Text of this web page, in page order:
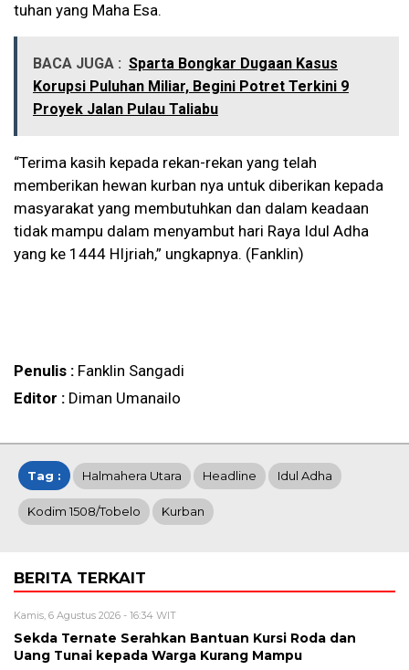
tuhan yang Maha Esa.
BACA JUGA : Sparta Bongkar Dugaan Kasus
Korupsi Puluhan Miliar, Begini Potret Terkini 9
Proyek Jalan Pulau Taliabu
“Terima kasih kepada rekan-rekan yang telah
memberikan hewan kurban nya untuk diberikan kepada
masyarakat yang membutuhkan dan dalam keadaan
tidak mampu dalam menyambut hari Raya Idul Adha
yang ke 1444 HIjriah,” ungkapnya. (Fanklin)
Penulis : Fanklin Sangadi
Editor : Diman Umanailo
Tag : Halmahera Utara Headline Idul Adha
Kodim 1508/Tobelo Kurban
BERITA TERKAIT
Kamis, 6 Agustus 2026 - 16:34 WIT
Sekda Ternate Serahkan Bantuan Kursi Roda dan
Uang Tunai kepada Warga Kurang Mampu